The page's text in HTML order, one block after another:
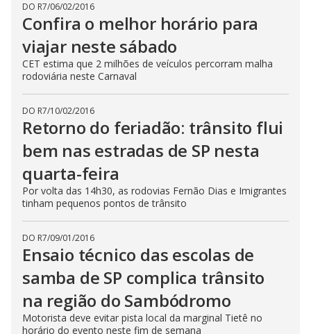
DO R7/06/02/2016
Confira o melhor horário para
viajar neste sábado
CET estima que 2 milhões de veículos percorram malha
rodoviária neste Carnaval
DO R7/10/02/2016
Retorno do feriadão: trânsito flui
bem nas estradas de SP nesta
quarta-feira
Por volta das 14h30, as rodovias Fernão Dias e Imigrantes
tinham pequenos pontos de trânsito
DO R7/09/01/2016
Ensaio técnico das escolas de
samba de SP complica trânsito
na região do Sambódromo
Motorista deve evitar pista local da marginal Tietê no
horário do evento neste fim de semana